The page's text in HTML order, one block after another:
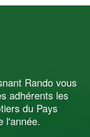
Rando vous
adhérents les
du Pays
l'année.